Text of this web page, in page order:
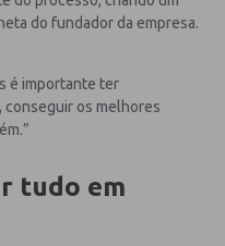
do fundador da empresa.
é importante ter
conseguir os melhores
tudo em